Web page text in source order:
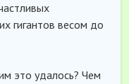
гигантов весом до
это удалось? Чем